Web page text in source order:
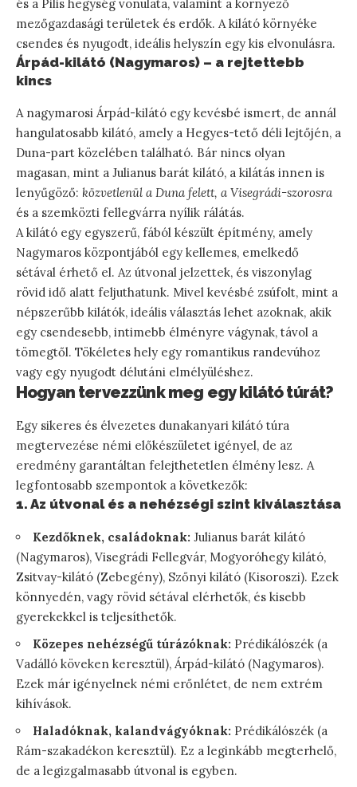
és a Pilis hegység vonulata, valamint a környező
mezőgazdasági területek és erdők. A kilátó környéke
csendes és nyugodt, ideális helyszín egy kis elvonulásra.
Árpád-kilátó (Nagymaros) – a rejtettebb
kincs
A nagymarosi Árpád-kilátó egy kevésbé ismert, de annál
hangulatosabb kilátó, amely a Hegyes-tető déli lejtőjén, a
Duna-part közelében található. Bár nincs olyan
magasan, mint a Julianus barát kilátó, a kilátás innen is
lenyűgöző: közvetlenül a Duna felett, a Visegrádi-szorosra
és a szemközti fellegvárra nyílik rálátás.
A kilátó egy egyszerű, fából készült építmény, amely
Nagymaros központjából egy kellemes, emelkedő
sétával érhető el. Az útvonal jelzettek, és viszonylag
rövid idő alatt feljuthatunk. Mivel kevésbé zsúfolt, mint a
népszerűbb kilátók, ideális választás lehet azoknak, akik
egy csendesebb, intimebb élményre vágynak, távol a
tömegtől. Tökéletes hely egy romantikus randevúhoz
vagy egy nyugodt délutáni elmélyüléshez.
Hogyan tervezzünk meg egy kilátó túrát?
Egy sikeres és élvezetes dunakanyari kilátó túra
megtervezése némi előkészületet igényel, de az
eredmény garantáltan felejthetetlen élmény lesz. A
legfontosabb szempontok a következők:
1. Az útvonal és a nehézségi szint kiválasztása
Kezdőknek, családoknak: Julianus barát kilátó
(Nagymaros), Visegrádi Fellegvár, Mogyoróhegy kilátó,
Zsitvay-kilátó (Zebegény), Szőnyi kilátó (Kisoroszi). Ezek
könnyedén, vagy rövid sétával elérhetők, és kisebb
gyerekekkel is teljesíthetők.
Közepes nehézségű túrázóknak: Prédikálószék (a
Vadálló köveken keresztül), Árpád-kilátó (Nagymaros).
Ezek már igényelnek némi erőnlétet, de nem extrém
kihívások.
Haladóknak, kalandvágyóknak: Prédikálószék (a
Rám-szakadékon keresztül). Ez a leginkább megterhelő,
de a legizgalmasabb útvonal is egyben.